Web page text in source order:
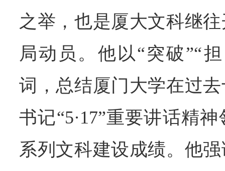
之举，也是厦大文科继
局动员。他以“突破”“
词，总结厦门大学在过
书记“5·17”重要讲话精
系列文科建设成绩。他